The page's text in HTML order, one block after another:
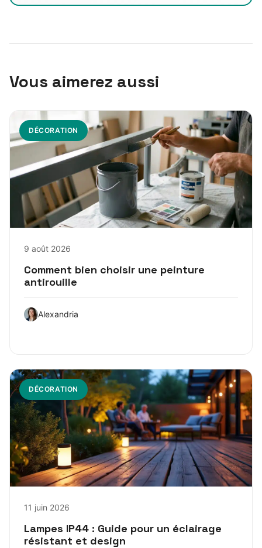
Vous aimerez aussi
DÉCORATION
9 août 2026
Comment bien choisir une peinture
antirouille
Alexandria
DÉCORATION
11 juin 2026
Lampes IP44 : Guide pour un éclairage
résistant et design